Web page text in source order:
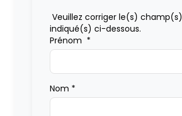
Veuillez corriger le(s) champ(s)
indiqué(s) ci-dessous.
Prénom *
Nom *